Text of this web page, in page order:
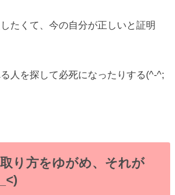
たくて、今の自分が正しいと証明
人を探して必死になったりする(^-^;
り方をゆがめ、それが